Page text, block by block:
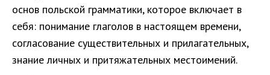
основ польской грамматики, которое включает в
себя: понимание глаголов в настоящем времени,
согласование существительных и прилагательных,
знание личных и притяжательных местоимений.